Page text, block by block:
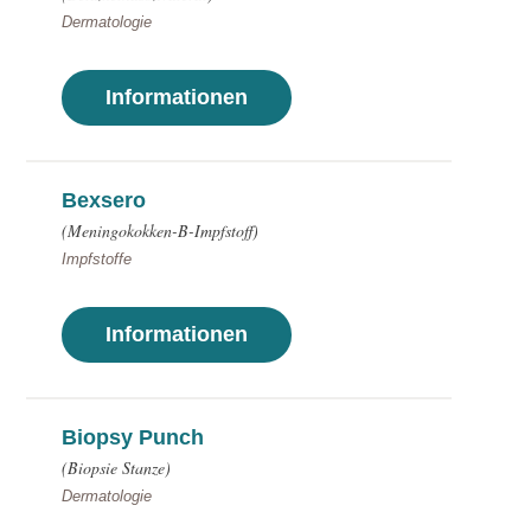
Dermatologie
Informationen
Bexsero
(Meningokokken-B-Impfstoff)
Impfstoffe
Informationen
Biopsy Punch
(Biopsie Stanze)
Dermatologie